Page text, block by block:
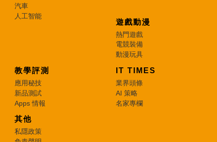
汽車
人工智能
遊戲動漫
熱門遊戲
電競裝備
動漫玩具
教學評測
應用秘技
新品測試
Apps 情報
IT TIMES
業界頭條
AI 策略
名家專欄
其他
私隱政策